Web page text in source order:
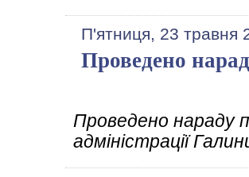
П'ятниця, 23 травня
Проведено
Проведено нараду
адміністрації